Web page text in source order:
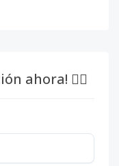
ahora! 👇🏽